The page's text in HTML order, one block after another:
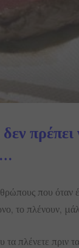
πρέπει
που όταν
το πλένουν,
πλένετε πριν